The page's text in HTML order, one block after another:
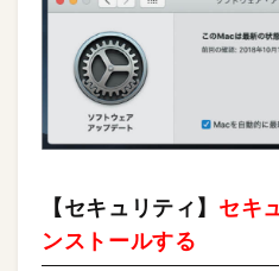
【セキュリティ】 セキ
ンストールする